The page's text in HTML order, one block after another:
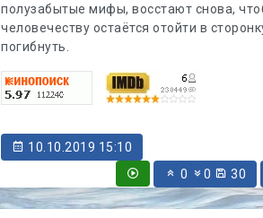
полузабытые мифы, восстают снова,
человечеству остаётся отойти в
погибнуть.
10.10.2019 15:10
0
0 30